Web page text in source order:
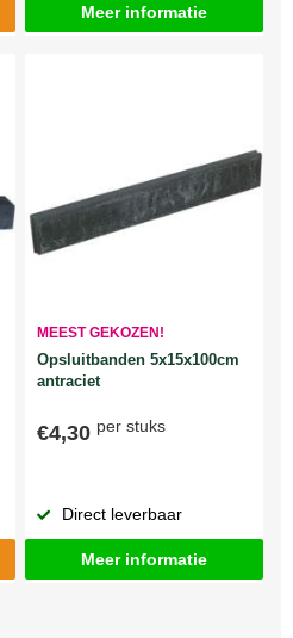
Meer informatie
MEEST GEKOZEN!
Opsluitbanden 5x15x100cm
antraciet
€4,30 per stuks
Direct leverbaar
Meer informatie